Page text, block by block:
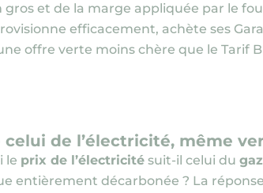
et de la marge appliquée par le
efficacement, achète ses
offre verte moins chère que le Tarif
de l’électricité, même
le prix de l’électricité suit-il celui du gaz
entièrement décarbonée ? La